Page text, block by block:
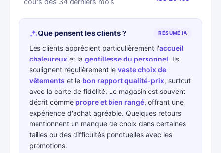
cours des 34 derniers mois
Que pensent les clients ? RÉSUMÉ IA
Les clients apprécient particulièrement l'accueil
chaleureux et la gentillesse du personnel. Ils
soulignent régulièrement le vaste choix de
vêtements et le bon rapport qualité-prix, surtout
avec la carte de fidélité. Le magasin est souvent
décrit comme propre et bien rangé, offrant une
expérience d'achat agréable. Quelques retours
mentionnent un manque de choix dans certaines
tailles ou des difficultés ponctuelles avec les
promotions.